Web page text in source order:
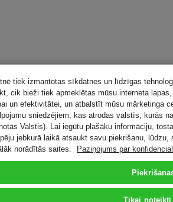
tiek izmantotas sīkdatnes un līdzīgas
cik bieži tiek apmeklētas mūsu interneta
un efektivitātei, un atbalstīt mūsu mārketinga
sniedzējiem, kas atrodas valstīs, kurās
Valstis). Lai iegūtu plašāku informāciju,
jebkurā laikā atsaukt savu piekrišanu,
norādītās saites.
Paziņojums par
Tikai